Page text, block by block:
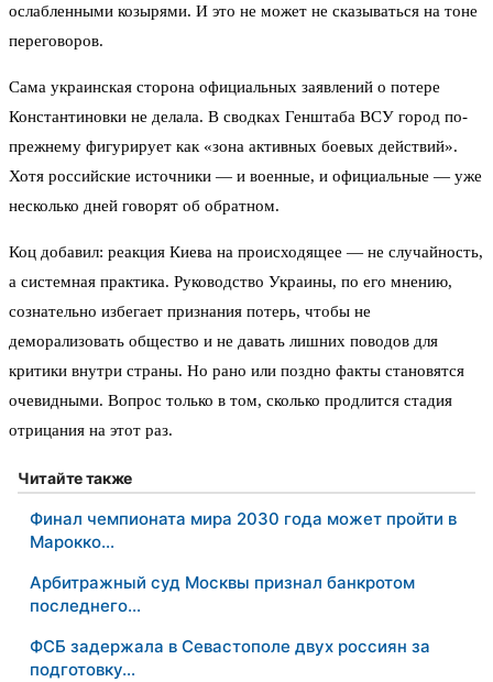
ослабленными козырями. И это не может не сказываться на тоне
переговоров.
Сама украинская сторона официальных заявлений о потере
Константиновки не делала. В сводках Генштаба ВСУ город по-
прежнему фигурирует как «зона активных боевых действий».
Хотя российские источники — и военные, и официальные — уже
несколько дней говорят об обратном.
Коц добавил: реакция Киева на происходящее — не случайность,
а системная практика. Руководство Украины, по его мнению,
сознательно избегает признания потерь, чтобы не
деморализовать общество и не давать лишних поводов для
критики внутри страны. Но рано или поздно факты становятся
очевидными. Вопрос только в том, сколько продлится стадия
отрицания на этот раз.
Читайте также
Финал чемпионата мира 2030 года может пройти в
Марокко…
Арбитражный суд Москвы признал банкротом
последнего…
ФСБ задержала в Севастополе двух россиян за
подготовку…